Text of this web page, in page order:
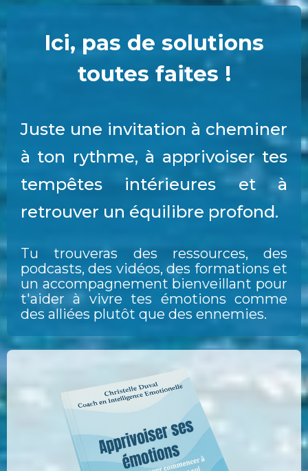
Ici, pas de solutions
toutes faites !
Juste une invitation à cheminer
à ton rythme, à apprivoiser tes
tempêtes intérieures et à
retrouver un équilibre profond.
Tu trouveras des ressources, des
podcasts, des vidéos, des formations et
un accompagnement bienveillant pour
t'aider à vivre tes émotions comme
des alliées plutôt que des ennemies.